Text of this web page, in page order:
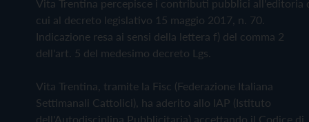
Vita Trentina percepisce i contributi pubblici all'editoria
cui al decreto legislativo 15 maggio 2017, n. 70.
Indicazione resa ai sensi della lettera f) del comma 2
dell'art. 5 del medesimo decreto Lgs.
Vita Trentina, tramite la Fisc (Federazione Italiana
Settimanali Cattolici), ha aderito allo IAP (Istituto
dell'Autodisciplina Pubblicitaria) accettando il Codice di